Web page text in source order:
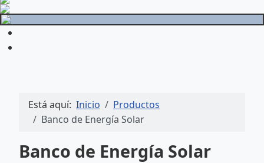
Está aquí: Inicio
Productos
Banco de Energía Solar
Banco de Energía Solar